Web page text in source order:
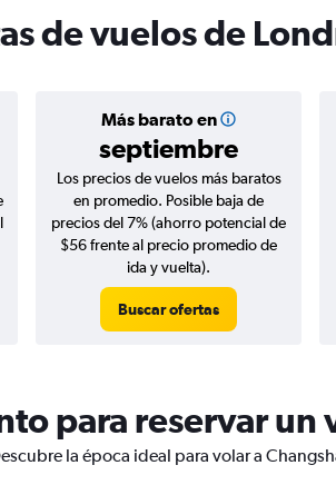
de vuelos de
Más barato en
septiembre
Los precios de vuelos más baratos
en promedio. Posible baja de
precios del 7% (ahorro potencial de
$56 frente al precio promedio de
ida y vuelta).
Buscar ofertas
para reservar un
la época ideal para volar a